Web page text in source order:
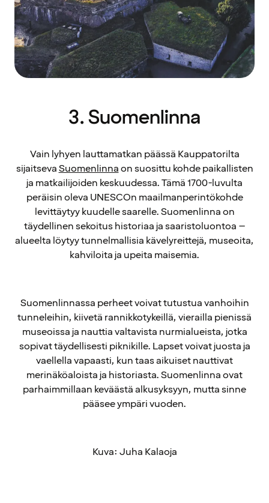
3. Suomenlinna
Vain lyhyen lauttamatkan päässä Kauppatorilta
sijaitsevaSuomenlinnaon suosittu kohde paikallisten
ja matkailijoiden keskuudessa. Tämä 1700-luvulta
peräisin oleva UNESCOn maailmanperintökohde
levittäytyy kuudelle saarelle. Suomenlinna on
täydellinen sekoitus historiaa ja saaristoluontoa –
alueelta löytyy tunnelmallisia kävelyreittejä, museoita,
kahviloita ja upeita maisemia.
Suomenlinnassa perheet voivat tutustua vanhoihin
tunneleihin, kiivetä rannikkotykeillä, vierailla pienissä
museoissa ja nauttia valtavista nurmialueista, jotka
sopivat täydellisesti piknikille. Lapset voivat juosta ja
vaellella vapaasti, kun taas aikuiset nauttivat
merinäköaloista ja historiasta. Suomenlinna ovat
parhaimmillaan keväästä alkusyksyyn, mutta sinne
pääsee ympäri vuoden.
Kuva: Juha Kalaoja